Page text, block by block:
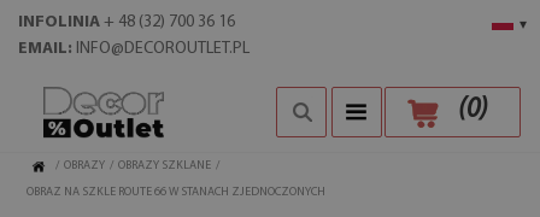
▾
INFOLINIA + 48 (32) 700 36 16
EMAIL: INFO@DECOROUTLET.PL
(0)
/ OBRAZY / OBRAZY SZKLANE /
OBRAZ NA SZKLE ROUTE 66 W STANACH ZJEDNOCZONYCH